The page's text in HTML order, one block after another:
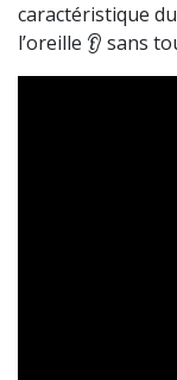
caractéristique
l’oreille 👂 sans